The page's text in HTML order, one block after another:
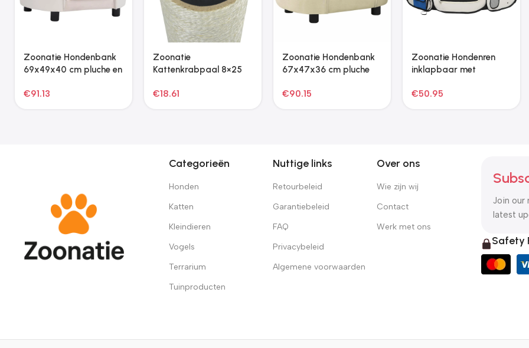
Zoonatie Konijnenhok
voor buiten met 3
€181.29
Zoonatie Hondentrap
inklapbaar 62x40x49,5
€49.97
Zoonatie
Kattenkrabpaal met
wandmontage 194 cm
€86.23
Zoonatie Hondenmand
90x79x20 cm pluche en
€60.75
Categorieën
Honden
Katten
Kleindieren
Vogels
Terrarium
Tuinproducten
Nuttige links
Retourbeleid
Garantiebeleid
FAQ
Privacybeleid
Algemene voorwaarden
Over ons
Wie zijn wij
Contact
Werk met ons
Join our
latest
Safety